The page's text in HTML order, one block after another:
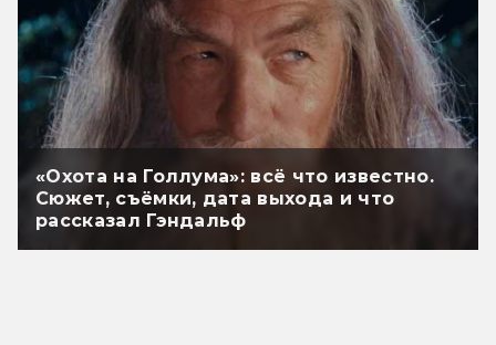
«Охота на Голлума»: всё что известно.
Сюжет, съёмки, дата выхода и что
рассказал Гэндальф